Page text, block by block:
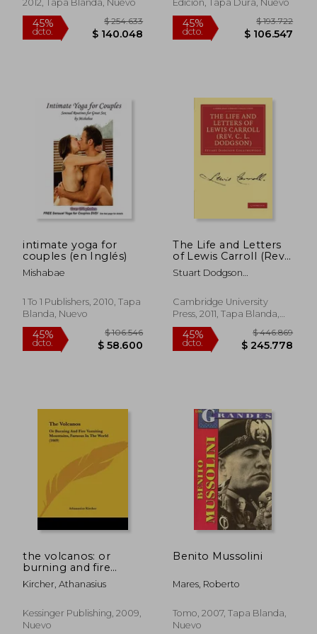
40%
dcto.
$ 244.000
$ 146.400
Rápido
45%
dcto.
dcto.
45%
dcto.
2012, Tapa Blanda, Nuevo Edición, Tapa Dura, Nuevo
intimate yoga for
couples (en Inglés)
Mishabae
1 To 1 Publishers, 2010, Tapa
Blanda, Nuevo
The Life and Letters
of Lewis Carroll (Rev.
C. L. Dodgson)
Paperback
Collection - Literary
Studies) (en Inglés)
Stuart Dodgson
Cambridge University
Press, 2011, Tapa Blanda,
Nuevo
the volcanos: or
burning and fire
vomiting mountains,
famous in the world
Kircher, Athanasius
Kessinger Publishing, 2009,
Nuevo
Benito Mussolini
Mares, Roberto
Tomo, 2007, Tapa Blanda,
Nuevo